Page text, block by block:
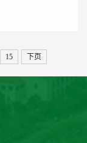
15 下页